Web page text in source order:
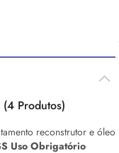
Produtos)
reconstrutor e óleo
Uso Obrigatório